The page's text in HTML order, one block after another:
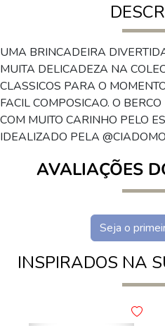
UMA BRINCADEIRA
MUITA DELICADEZA NA
CLASSICOS PARA O
FACIL COMPOSICAO. O
COM MUITO CARINHO PELO
IDEALIZADO PELA
AVALIAÇÕES
Seja o
INSPIRADOS NA